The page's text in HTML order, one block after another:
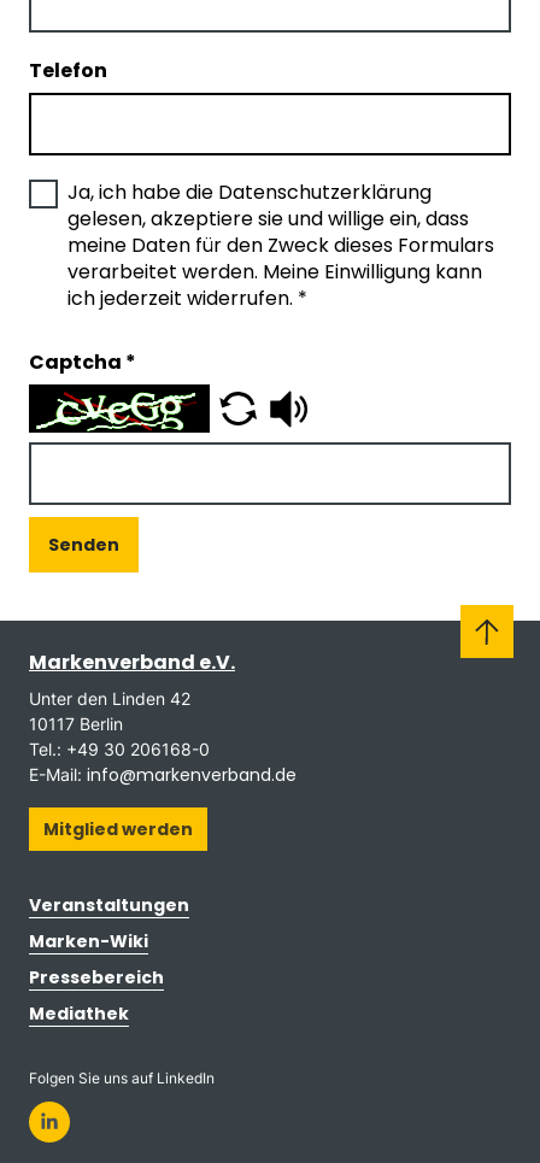
Telefon
Ja, ich habe die Datenschutzerklärung
gelesen, akzeptiere sie und willige ein, dass
meine Daten für den Zweck dieses Formulars
verarbeitet werden. Meine Einwilligung kann
ich jederzeit widerrufen. *
Captcha *
Senden
Markenverband e.V.
Unter den Linden 42
10117 Berlin
Tel.: +49 30 206168-0
E-Mail: info@markenverband.de
Mitglied werden
Veranstaltungen
Marken-Wiki
Pressebereich
Mediathek
Folgen Sie uns auf LinkedIn